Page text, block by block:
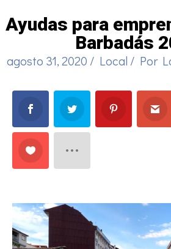
Ayudas para
Barbadás
agosto 31, 2020 / Local / Por